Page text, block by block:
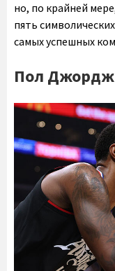
но, по крайней
пять
самых успешных
Пол Джордж